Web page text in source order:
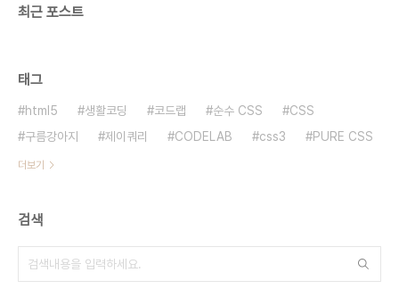
최근 포스트
태그
html5 생활코딩 코드랩 순수 CSS
CSS
구름강아지
제이쿼리 CODELAB css3 PURE CSS
더보기
검색